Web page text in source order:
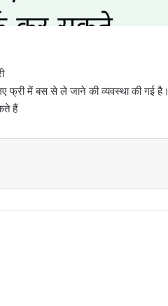
फ्री में बस से ले जाने की व्यवस्था की गई है।
हैं